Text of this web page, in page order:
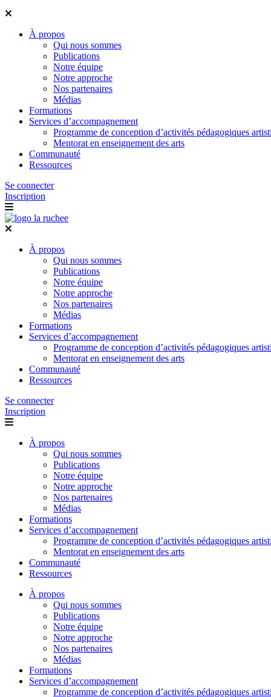
À propos
Qui nous sommes
Publications
Notre équipe
Notre approche
Nos partenaires
Médias
Formations
Services d’accompagnement
Programme de conception d’activités pédagogiques
Mentorat en enseignement des arts
Communauté
Ressources
Se connecter
Inscription
À propos
Qui nous sommes
Publications
Notre équipe
Notre approche
Nos partenaires
Médias
Formations
Services d’accompagnement
Programme de conception d’activités pédagogiques
Mentorat en enseignement des arts
Communauté
Ressources
Se connecter
Inscription
À propos
Qui nous sommes
Publications
Notre équipe
Notre approche
Nos partenaires
Médias
Formations
Services d’accompagnement
Programme de conception d’activités pédagogiques
Mentorat en enseignement des arts
Communauté
Ressources
À propos
Qui nous sommes
Publications
Notre équipe
Notre approche
Nos partenaires
Médias
Formations
Services d’accompagnement
Programme de conception d’activités pédagogiques